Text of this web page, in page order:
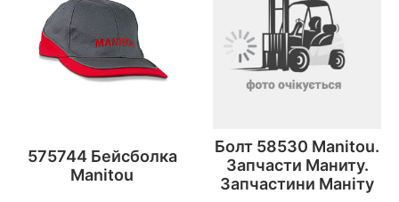
575744 Бейсболка
Manitou
Болт 58530 Manitou.
Запчасти Маниту.
Запчастини Маніту